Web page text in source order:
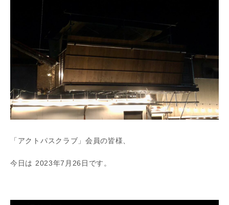
「アクトパスクラブ」会員の皆様、
今日は 2023年7月26日です。